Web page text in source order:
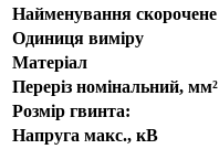
Найменування скорочене
Одиниця виміру
Матеріал
Переріз номінальний, мм²
Розмір гвинта:
Напруга макс., кВ